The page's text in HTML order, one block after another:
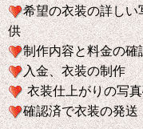
希望の衣装の詳し
供
制作内容と料金の確
入金、衣装の制作
衣装仕上がりの写
確認済で衣装の発送